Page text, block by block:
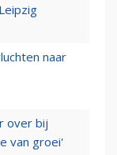
naar
over bij
van groei'